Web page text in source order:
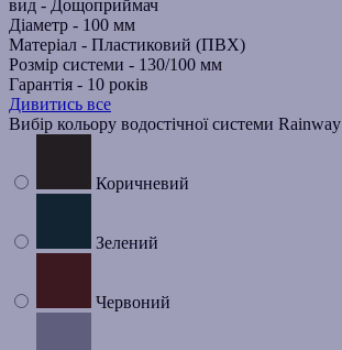
вид - Дощоприймач
Діаметр - 100 мм
Матеріал - Пластиковий (ПВХ)
Розмір системи - 130/100 мм
Гарантія - 10 років
Дивитись все
Вибір кольору водостічної системи Rainway
Коричневий
Зелений
Червоний